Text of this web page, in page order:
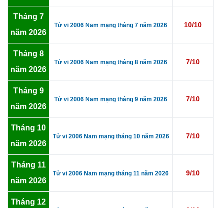
Tháng 7
năm 2026
Tử vi 2006 Nam mạng tháng 7 năm 2026 10/10
Tháng 8
năm 2026
Tử vi 2006 Nam mạng tháng 8 năm 2026 7/10
Tháng 9
năm 2026
Tử vi 2006 Nam mạng tháng 9 năm 2026 7/10
Tháng 10
năm 2026
Tử vi 2006 Nam mạng tháng 10 năm 2026 7/10
Tháng 11
năm 2026
Tử vi 2006 Nam mạng tháng 11 năm 2026 9/10
Tháng 12